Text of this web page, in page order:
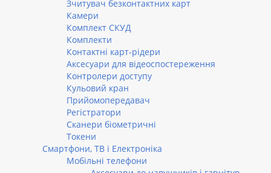
Зчитувач безконтактних карт
Камери
Комплект СКУД
Комплекти
Контактні карт-рідери
Аксесуари для відеоспостереження
Контролери доступу
Кульовий кран
Прийомопередавач
Регістратори
Сканери біометричні
Токени
Смартфони, ТВ і Електроніка
Мобільні телефони